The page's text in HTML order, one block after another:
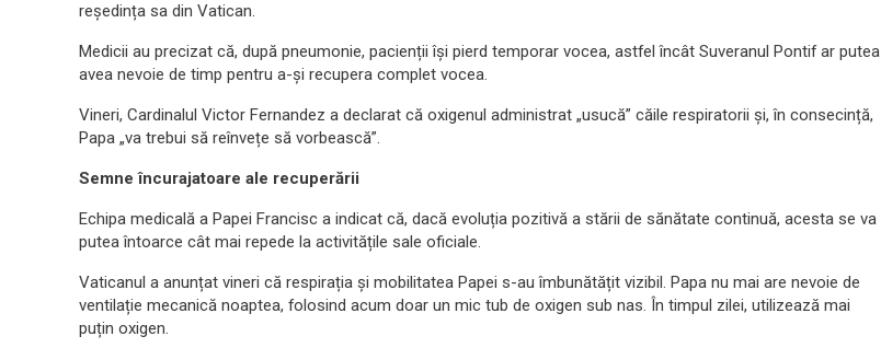
reședința sa din Vatican.
Medicii au precizat că, după pneumonie, pacienții își pierd temporar vocea, astfel încât Suveranul Pontif ar putea
avea nevoie de timp pentru a-și recupera complet vocea.
Vineri, Cardinalul Victor Fernandez a declarat că oxigenul administrat „usucă” căile respiratorii și, în consecință,
Papa „va trebui să reînvețe să vorbească”.
Semne încurajatoare ale recuperării
Echipa medicală a Papei Francisc a indicat că, dacă evoluția pozitivă a stării de sănătate continuă, acesta se va
putea întoarce cât mai repede la activitățile sale oficiale.
Vaticanul a anunțat vineri că respirația și mobilitatea Papei s-au îmbunătățit vizibil. Papa nu mai are nevoie de
ventilație mecanică noaptea, folosind acum doar un mic tub de oxigen sub nas. În timpul zilei, utilizează mai
puțin oxigen.